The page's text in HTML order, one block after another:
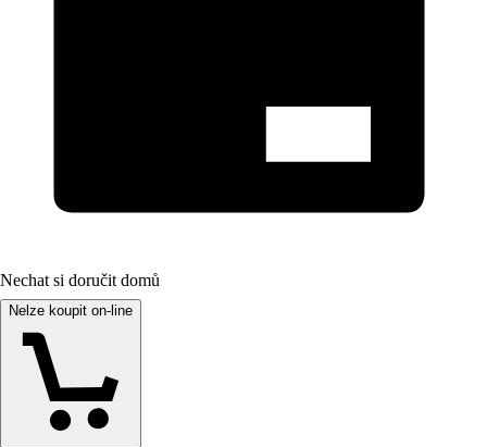
Nechat si doručit domů
Nelze koupit on-line